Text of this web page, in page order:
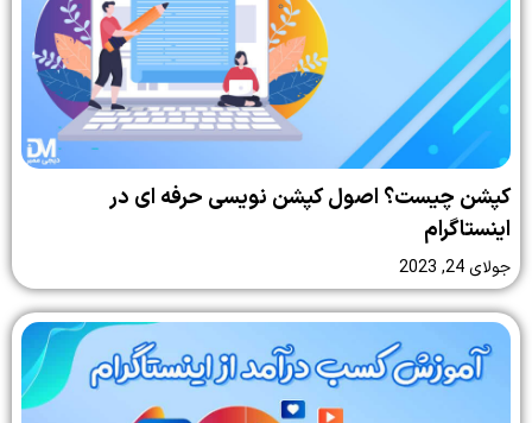
کپشن چیست؟ اصول کپشن نویسی حرفه ای در
اینستاگرام
جولای 24, 2023